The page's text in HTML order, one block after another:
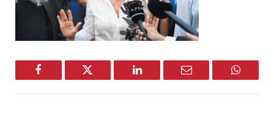
Facebook Twitter LinkedIn Email